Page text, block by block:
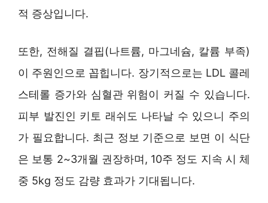
적 증상입니다.
또한, 전해질 결핍(나트륨, 마그네슘, 칼륨 부족)
이 주원인으로 꼽힙니다. 장기적으로는 LDL 콜레
스테롤 증가와 심혈관 위험이 커질 수 있습니다.
피부 발진인 키토 래쉬도 나타날 수 있으니 주의
가 필요합니다. 최근 정보 기준으로 보면 이 식단
은 보통 2~3개월 권장하며, 10주 정도 지속 시 체
중 5kg 정도 감량 효과가 기대됩니다.